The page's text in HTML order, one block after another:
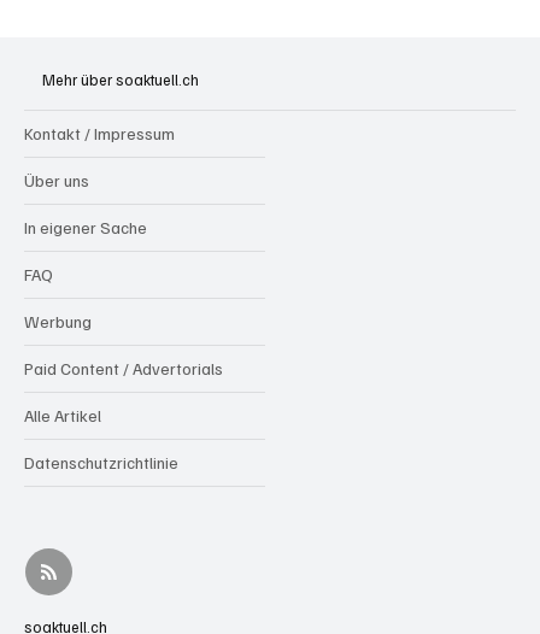
Mehr über soaktuell.ch
Kontakt / Impressum
Über uns
In eigener Sache
FAQ
Werbung
Paid Content / Advertorials
Alle Artikel
Datenschutzrichtlinie
soaktuell.ch